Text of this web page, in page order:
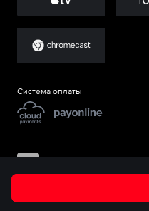
Система оплаты